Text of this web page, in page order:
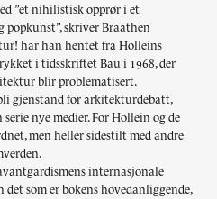
”et nihilistisk opprør i et
skriver Braathen
har han hentet fra Holleins
i tidsskriftet Bau i 1968, der
blir problematisert.
gjenstand for arkitekturdebatt,
nye medier. For Hollein og de
men heller sidestilt med andre
internasjonale
som er bokens hovedanliggende,